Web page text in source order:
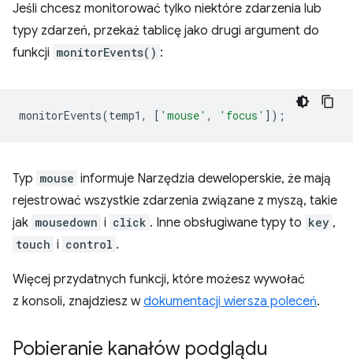
Jeśli chcesz monitorować tylko niektóre zdarzenia lub
typy zdarzeń, przekaż tablicę jako drugi argument do
funkcji monitorEvents() :
monitorEvents(temp1 , [ 'mouse' , 'focus' ]);
Typ mouse informuje Narzędzia deweloperskie, że mają
rejestrować wszystkie zdarzenia związane z myszą, takie
jak mousedown i click . Inne obsługiwane typy to key ,
touch i control .
Więcej przydatnych funkcji, które możesz wywołać
z konsoli, znajdziesz wdokumentacji wiersza poleceń.
Pobieranie kanałów podglądu